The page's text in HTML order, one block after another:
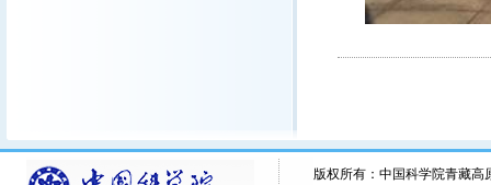
版权所有：中国科学院青藏高